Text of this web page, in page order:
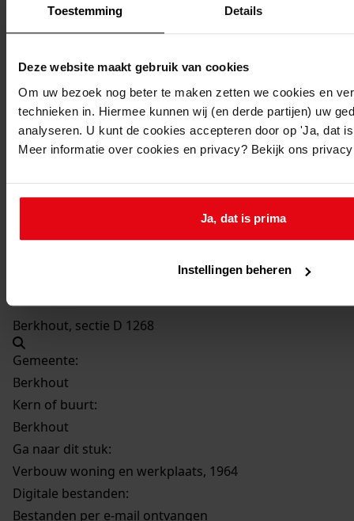
Toestemming Details
Deze website maakt gebruik van cookies
Om uw bezoek nog beter te maken zetten we cookies en
technieken in. Hiermee kunnen wij (en derde partijen) uw
analyseren. U kunt de cookies accepteren door op 'Ja, dat
Meer informatie over cookies en privacy? Bekijk ons
Ja, dat is prima
Instellingen beheren
Beschrijving:
17-02-1964
Adres:
Nieuw adres:
Berkhout, Oosteinde 109
Berkhout, sectie D 1268
Gemeente:
Berkhout
Kern of buurt:
Berkhout
Ga naar dit stuk:
Verbouw woning en werkplaats, 1964
Digitale bestanden:
Bestanden per e-mail ontvangen